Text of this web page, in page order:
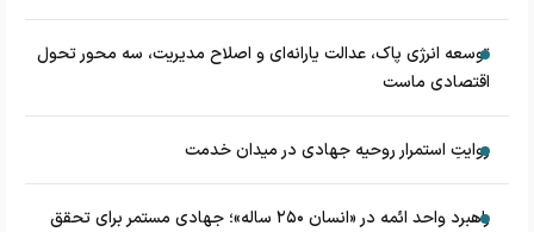
توسعه انرژی پاک، عدالت یارانه‌ای و اصلاح مدیریت، سه محور تحول
اقتصادی ماست
روایتِ استمرار روحیه جهادی در میدان خدمت
راهبرد واحد ائمه در «انسان ۲۵۰ ساله»؛ جهادی مستمر برای تحقق